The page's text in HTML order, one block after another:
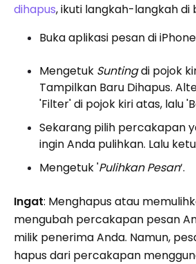
dihapus, ikuti langkah-langkah di
Buka aplikasi pesan di
Mengetuk Suntingdi pojok
Tampilkan Baru Dihapus.
'Filter' di pojok kiri atas, lalu
Sekarang pilih percakapan
ingin Anda pulihkan. Lalu
Mengetuk 'Pulihkan Pesan‘.
Ingat: Menghapus atau
mengubah percakapan pesan
milik penerima Anda. Namun,
hapus dari percakapan